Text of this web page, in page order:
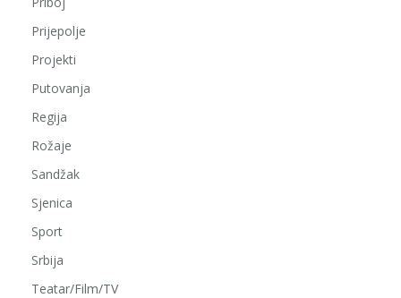
Prijepolje
Projekti
Putovanja
Regija
Rožaje
Sandžak
Sjenica
Sport
Srbija
Teatar/Film/TV